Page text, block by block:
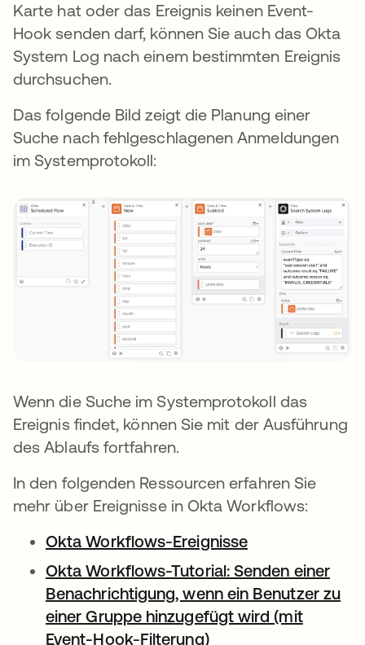
Karte hat oder das Ereignis keinen Event-
Hook senden darf, können Sie auch das Okta
System Log nach einem bestimmten Ereignis
durchsuchen.
Das folgende Bild zeigt die Planung einer
Suche nach fehlgeschlagenen Anmeldungen
im Systemprotokoll:
Wenn die Suche im Systemprotokoll das
Ereignis findet, können Sie mit der Ausführung
des Ablaufs fortfahren.
In den folgenden Ressourcen erfahren Sie
mehr über Ereignisse in Okta Workflows:
Okta Workflows-Ereignisse
Okta Workflows-Tutorial: Senden einer
Benachrichtigung, wenn ein Benutzer zu
einer Gruppe hinzugefügt wird (mit
Event-Hook-Filterung)